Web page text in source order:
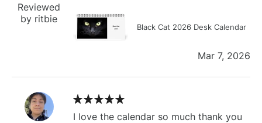
Reviewed
by ritbie
Black Cat 2026 Desk Calendar
Mar 7, 2026
I love the calendar so much thank you